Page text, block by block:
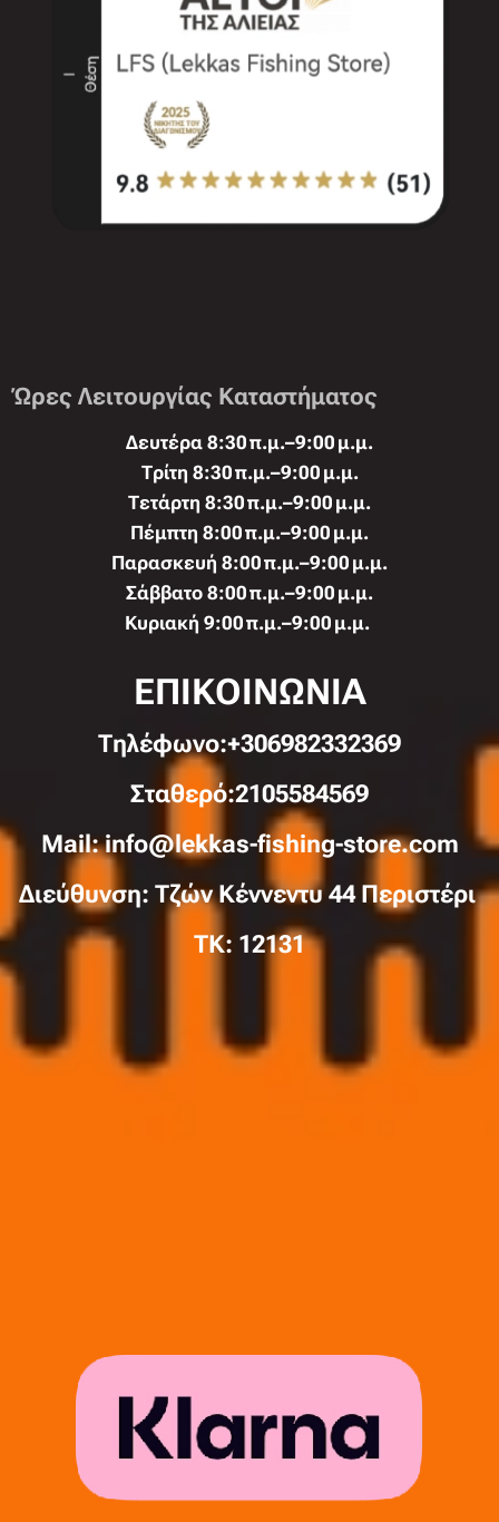
Ώρες Λειτουργίας Καταστήματος
Δευτέρα 8:30 π.μ.–9:00 μ.μ.
Τρίτη 8:30 π.μ.–9:00 μ.μ.
Τετάρτη 8:30 π.μ.–9:00 μ.μ.
Πέμπτη 8:00 π.μ.–9:00 μ.μ.
Παρασκευή 8:00 π.μ.–9:00 μ.μ.
Σάββατο 8:00 π.μ.–9:00 μ.μ.
Κυριακή 9:00 π.μ.–9:00 μ.μ.
ΕΠΙΚΟΙΝΩΝΙΑ
Τηλέφωνo:+306982332369
Σταθερό:2105584569
Mail: info@lekkas-fishing-store.com
Διεύθυνση: Τζών Κέννεντυ 44 Περιστέρι
TK: 12131